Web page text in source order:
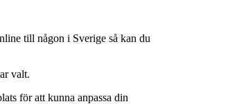
till någon i Sverige så kan du
valt.
för att kunna anpassa din